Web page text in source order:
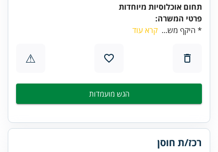
תחום אוכלוסיות מיוחדות
פרטי המשרה:
* היקף מש... קרא עוד
⚠
הגש מועמדות
רכז/ת חוסן